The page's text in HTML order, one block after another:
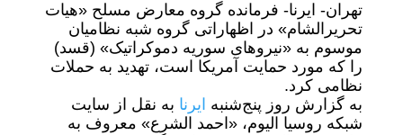
تهران- ایرنا- فرمانده گروه معارض مسلح «هیات
تحریرالشام» در اظهاراتی گروه شبه نظامیان
موسوم به «نیروهای سوریه دموکراتیک» (قسد)
را که مورد حمایت آمریکا است، تهدید به حملات
نظامی کرد.
به گزارش روز پنج‌شنبه ایرنا به نقل از سایت
شبکه روسیا الیوم، «احمد الشرع» معروف به